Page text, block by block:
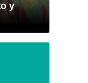
y